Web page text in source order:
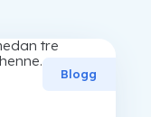
Blogg